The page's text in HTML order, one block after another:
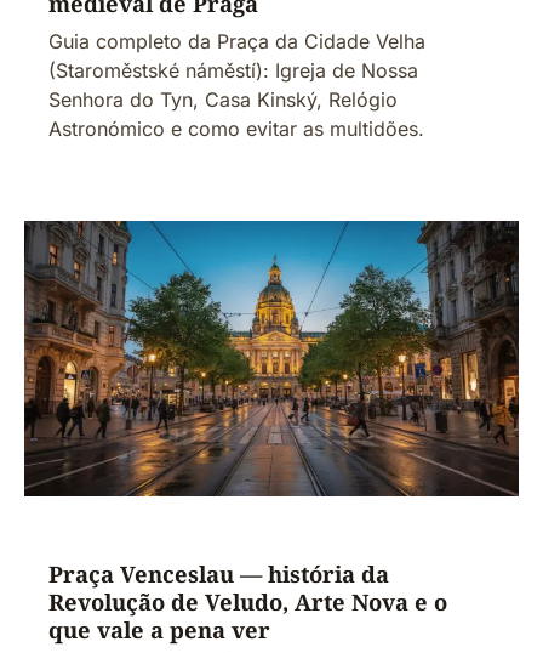
Guia completo da Praça da Cidade Velha
(Staroměstské náměstí): Igreja de Nossa
Senhora do Tyn, Casa Kinský, Relógio
Astronómico e como evitar as multidões.
Praça Venceslau — história da
Revolução de Veludo, Arte Nova e o
que vale a pena ver